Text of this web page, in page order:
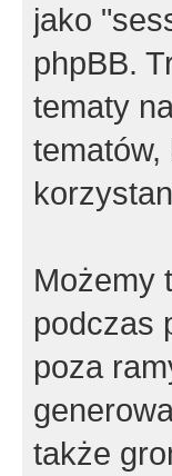
jako
phpBB.
tematy
tematów,
Możemy
podczas
poza
także